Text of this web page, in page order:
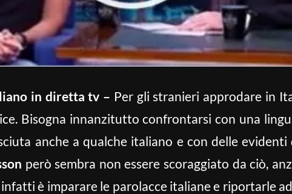
in diretta tv – Per gli stranieri approdare in
Bisogna innanzitutto confrontarsi con una
anche a qualche italiano e con delle
però sembra non essere scoraggiato da ciò,
è imparare le parolacce italiane e riportarle